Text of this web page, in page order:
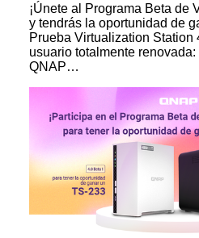
¡Únete al Programa Beta de
y tendrás la oportunidad de
Prueba Virtualization Station
usuario totalmente
QNAP…